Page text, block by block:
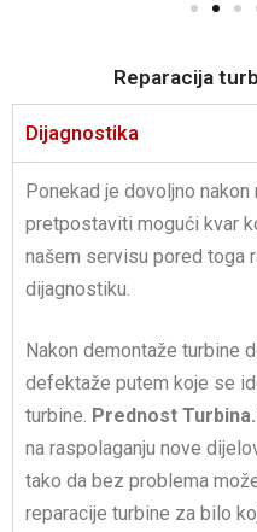
Reparacija
Dijagnostika
Ponekad je dovoljno
pretpostaviti mogući kvar
našem servisu pored toga
dijagnostiku.
Nakon demontaže turbine
defektaže putem koje se
turbine. Prednost
na raspolaganju nove
tako da bez problema
reparacije turbine za bilo